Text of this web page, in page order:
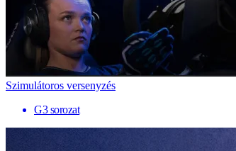
Szimulátoros versenyzés
G3 sorozat